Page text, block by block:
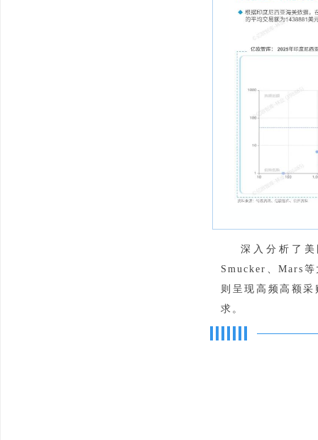
深入分析了
Smucker、Mars
则呈现高频高额
求。